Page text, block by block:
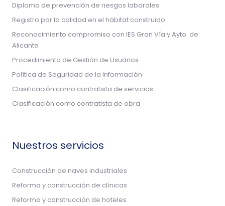
Diploma de prevención de riesgos laborales
Registro por la calidad en el hábitat construido
Reconocimiento compromiso con IES Gran Vía y Ayto. de
Alicante
Procedimiento de Gestión de Usuarios
Política de Seguridad de la Información
Clasificación como contratista de servicios
Clasificación como contratista de obra
Nuestros servicios
Construcción de naves industriales
Reforma y construcción de clínicas
Reforma y construcción de hoteles